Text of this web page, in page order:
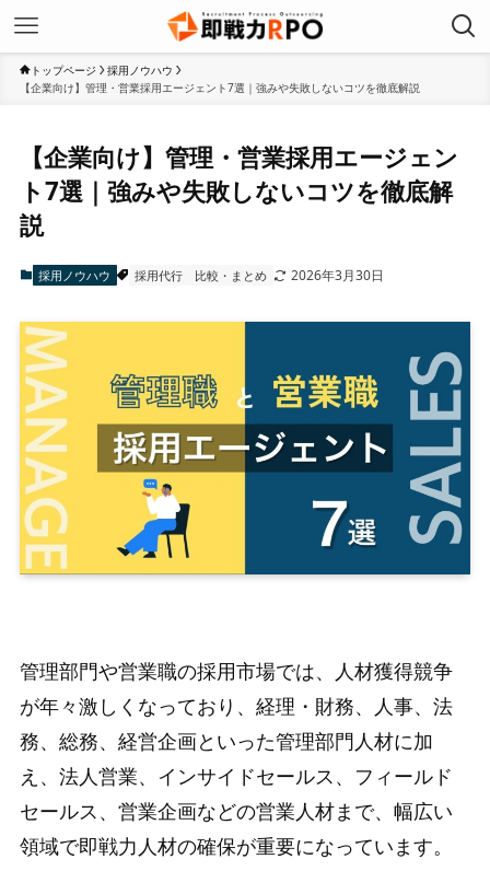
トップページ
採用ノウハウ
【企業向け】管理・営業採用エージェント7選｜強みや失敗しないコツを徹底解説
【企業向け】管理・営業採用エージェン
ト7選｜強みや失敗しないコツを徹底解
説
採用ノウハウ 採用代行 比較・まとめ 2026年3月30日
管理部門や営業職の採用市場では、人材獲得競争
が年々激しくなっており、経理・財務、人事、法
務、総務、経営企画といった管理部門人材に加
え、法人営業、インサイドセールス、フィールド
セールス、営業企画などの営業人材まで、幅広い
領域で即戦力人材の確保が重要になっています。